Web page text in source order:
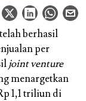
berhasil
per
joint venture
menargetkan
1,1 triliun di